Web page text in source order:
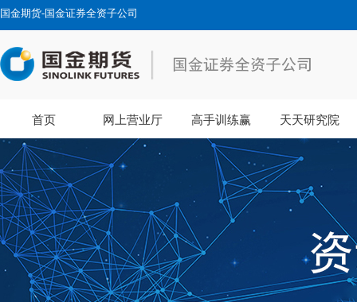
国金期货-国金证券全资子公司
首页 网上营业厅 高手训练赢 天天研究院